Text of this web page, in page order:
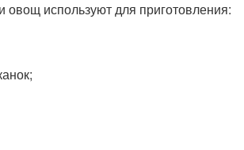
овощ используют для приготовления: